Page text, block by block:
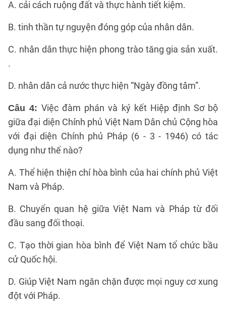
A. cải cách ruộng đất và thực hành tiết kiệm.
B. tinh thần tự nguyện đóng góp của nhân dân.
C. nhân dân thực hiện phong trào tăng gia sản xuất.
.
D. nhân dân cả nước thực hiện “Ngày đồng tâm”.
Câu 4:Việc đàm phán và ký kết Hiệp định Sơ bộ
giữa đại diện Chính phủ Việt Nam Dân chủ Cộng hòa
với đại diện Chính phủ Pháp (6 - 3 - 1946) có tác
dụng như thế nào?
A. Thể hiện thiện chí hòa bình của hai chính phủ Việt
Nam và Pháp.
B. Chuyển quan hệ giữa Việt Nam và Pháp từ đối
đầu sang đối thoại.
C. Tạo thời gian hòa bình để Việt Nam tổ chức bầu
cử Quốc hội.
D. Giúp Việt Nam ngăn chặn được mọi nguy cơ xung
đột với Pháp.